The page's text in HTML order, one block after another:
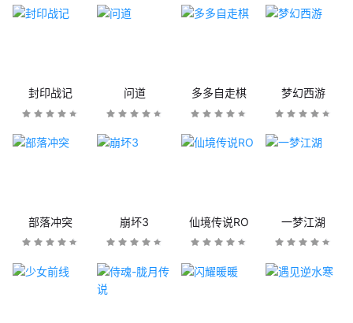
封印战记 问道 多多自走棋 梦幻西游
部落冲突 崩坏3 仙境传说RO 一梦江湖